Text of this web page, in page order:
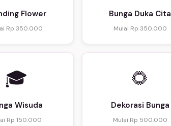
Flower
Rp 350.000
Bunga Duka Cita
Mulai Rp 350.000
🎓
Wisuda
Rp 150.000
🌻
Dekorasi Bunga
Mulai Rp 500.000